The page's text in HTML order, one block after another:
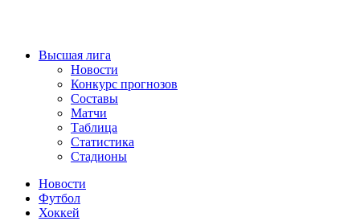
Высшая лига
Новости
Конкурс прогнозов
Составы
Матчи
Таблица
Статистика
Стадионы
Новости
Футбол
Хоккей